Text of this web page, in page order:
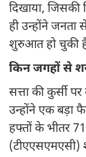
दिखाया, जिसकी
ही उन्होंने
शुरुआत हो चुकी
किन जगहों से
सत्ता की कुर्सी
उन्होंने एक बड़ा
हफ्तों के भीतर
(टीएएसएमएसी)